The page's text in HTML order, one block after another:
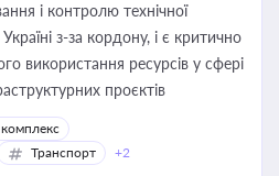
і контролю технічної
з-за кордону, і є критично
використання ресурсів у сфері
проєктів
Транспорт +2